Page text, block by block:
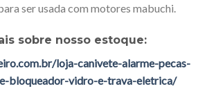
ser usada com motores mabuchi.
sobre nosso estoque:
loja-canivete-alarme-pecas-
bloqueador-vidro-e-trava-eletrica/